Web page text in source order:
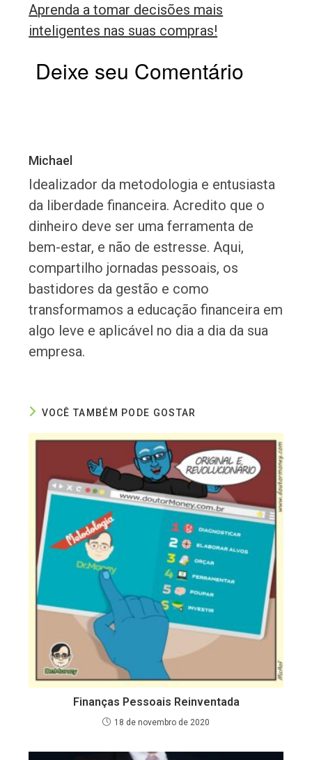
Aprenda a tomar decisões mais
inteligentes nas suas compras!
Deixe seu Comentário
Michael
Idealizador da metodologia e entusiasta
da liberdade financeira. Acredito que o
dinheiro deve ser uma ferramenta de
bem-estar, e não de estresse. Aqui,
compartilho jornadas pessoais, os
bastidores da gestão e como
transformamos a educação financeira em
algo leve e aplicável no dia a dia da sua
empresa.
VOCÊ TAMBÉM PODE GOSTAR
Finanças Pessoais Reinventada
18 de novembro de 2020